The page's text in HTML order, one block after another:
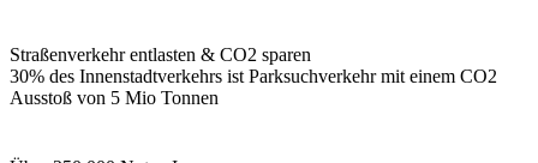
Straßenverkehr entlasten & CO2 sparen
30% des Innenstadtverkehrs ist Parksuchverkehr mit einem CO2
Ausstoß von 5 Mio Tonnen